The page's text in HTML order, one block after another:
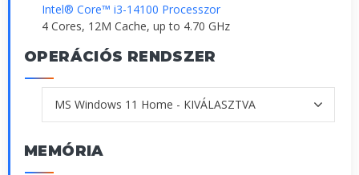
Intel® Core™ i3-14100 Processzor
4 Cores, 12M Cache, up to 4.70 GHz
OPERÁCIÓS RENDSZER
MEMÓRIA